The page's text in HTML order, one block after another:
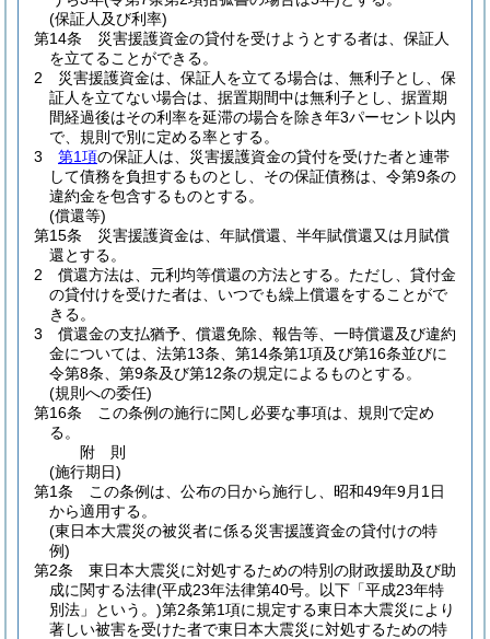
(保証人及び利率)
第14条
災害援護資金の貸付を受けようとする者は、保証人
を立てることができる。
2
災害援護資金は、保証人を立てる場合は、無利子とし、保
証人を立てない場合は、据置期間中は無利子とし、据置期
間経過後はその利率を延滞の場合を除き年3パーセント以内
で、規則で別に定める率とする。
3
第1項の保証人は、災害援護資金の貸付を受けた者と連帯
して債務を負担するものとし、その保証債務は、令第9条の
違約金を包含するものとする。
(償還等)
第15条
災害援護資金は、年賦償還、半年賦償還又は月賦償
還とする。
2
償還方法は、元利均等償還の方法とする。 ただし、貸付金
の貸付けを受けた者は、いつでも繰上償還をすることがで
きる。
3
償還金の支払猶予、償還免除、報告等、一時償還及び違約
金については、法第13条、第14条第1項及び第16条並びに
令第8条、第9条及び第12条の規定によるものとする。
(規則への委任)
第16条
この条例の施行に関し必要な事項は、規則で定め
る。
附 則
(施行期日)
第1条
この条例は、公布の日から施行し、昭和49年9月1日
から適用する。
(東日本大震災の被災者に係る災害援護資金の貸付けの特
例)
第2条
東日本大震災に対処するための特別の財政援助及び助
成に関する法律(平成23年法律第40号。以下「平成23年特
別法」という。)第2条第1項に規定する東日本大震災により
著しい被害を受けた者で東日本大震災に対処するための特